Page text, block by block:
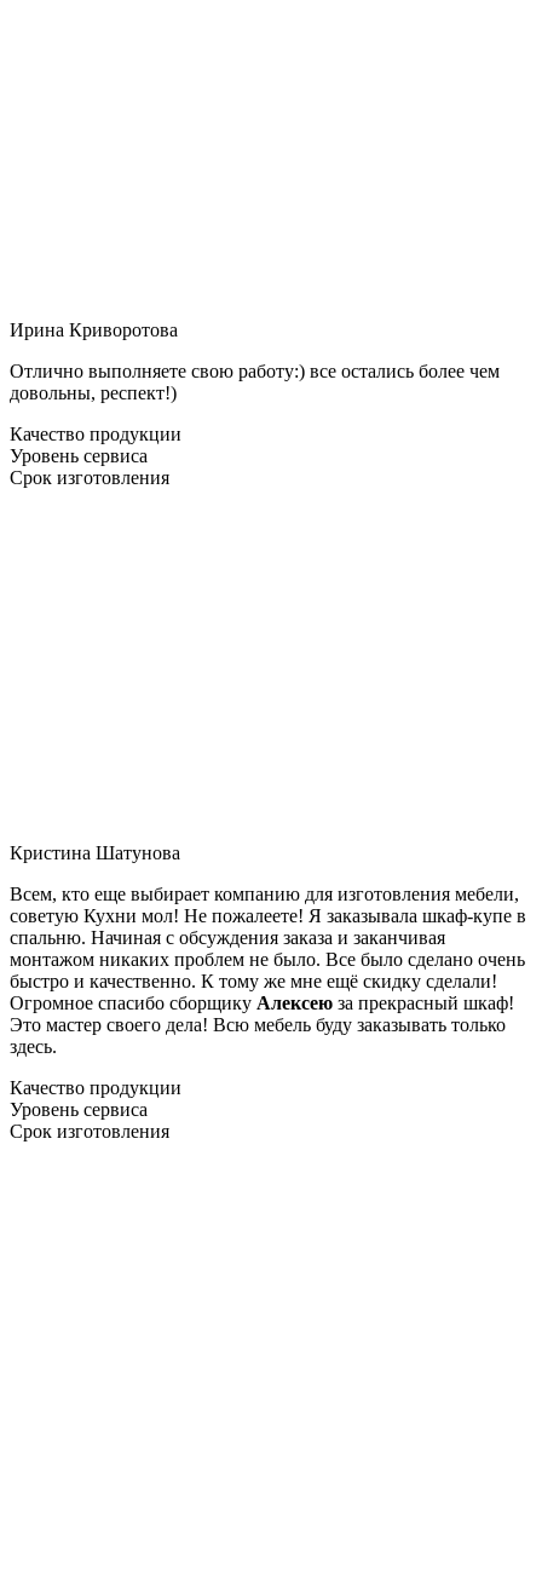
Ирина Криворотова
Отлично выполняете свою работу:) все остались более чем
довольны, респект!)
Качество продукции
Уровень сервиса
Срок изготовления
Кристина Шатунова
Всем, кто еще выбирает компанию для изготовления мебели,
советую Кухни мол! Не пожалеете! Я заказывала шкаф-купе в
спальню. Начиная с обсуждения заказа и заканчивая
монтажом никаких проблем не было. Все было сделано очень
быстро и качественно. К тому же мне ещё скидку сделали!
Огромное спасибо сборщику Алексею за прекрасный шкаф!
Это мастер своего дела! Всю мебель буду заказывать только
здесь.
Качество продукции
Уровень сервиса
Срок изготовления